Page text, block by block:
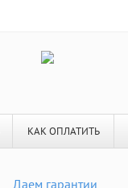
КАК ОПЛАТИТЬ
Даем гарантии